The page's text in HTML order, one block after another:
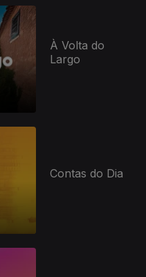
À Volta do
Largo
Contas do Dia